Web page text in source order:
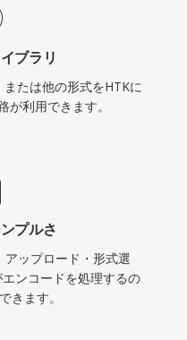
ブラリ
たは他の形式をHTKに
利用できます。
プルさ
アップロード・形式選
ンコードを処理するの
きます。